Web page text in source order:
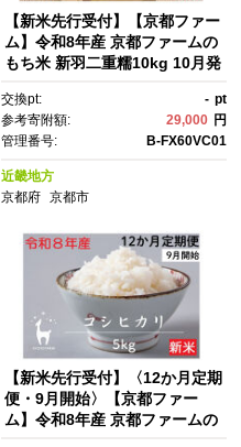
【新米先行受付】【京都ファー
ム】令和8年産 京都ファームの
もち米 新羽二重糯10kg 10月発
産 もち米 人気 おすすめ 米 コ
メ おこめ お取り寄せ 通販 送料
無料 ふるさと納税 ］
交換pt: - pt
参考寄附額:
29,000 円
管理番号:
B-FX60VC01
近畿地方
京都府 京都市
【新米先行受付】〈12か月定期
便・9月開始〉【京都ファー
ム】令和8年産 京都ファームの